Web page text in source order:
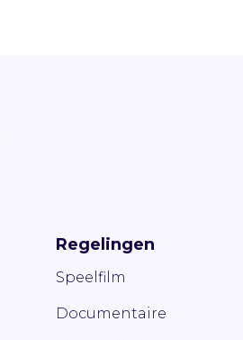
Regelingen
Speelfilm
Documentaire